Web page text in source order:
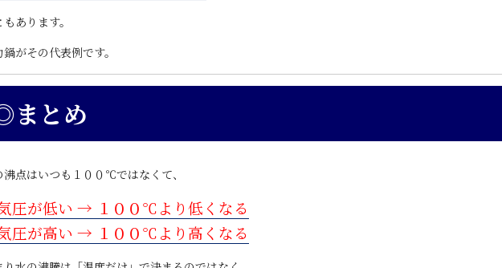
もあります。
鍋がその代表例です。
まとめ
沸点はいつも１００℃ではなくて、
圧が低い → １００℃より低くなる
圧が高い → １００℃より高くなる